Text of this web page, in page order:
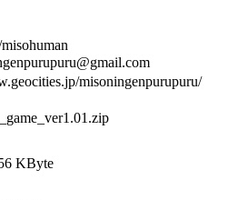
misoningenpurupuru/
KByte